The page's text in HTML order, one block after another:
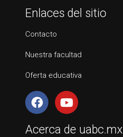
Enlaces del sitio
Contacto
Nuestra facultad
Oferta educativa
Acerca de uabc.mx